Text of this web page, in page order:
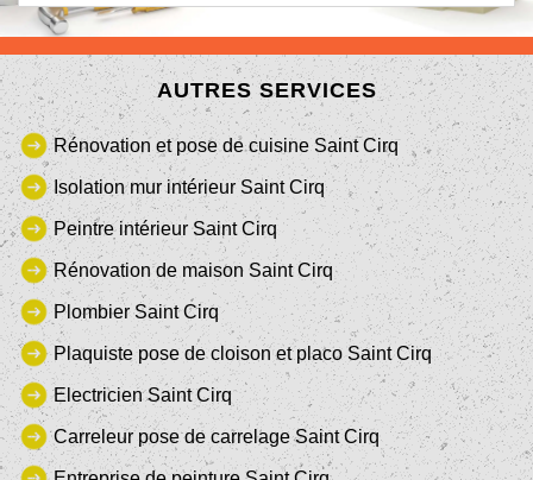
AUTRES SERVICES
Rénovation et pose de cuisine Saint Cirq
Isolation mur intérieur Saint Cirq
Peintre intérieur Saint Cirq
Rénovation de maison Saint Cirq
Plombier Saint Cirq
Plaquiste pose de cloison et placo Saint Cirq
Electricien Saint Cirq
Carreleur pose de carrelage Saint Cirq